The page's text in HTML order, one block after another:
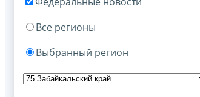
Все регионы
Выбранный регион